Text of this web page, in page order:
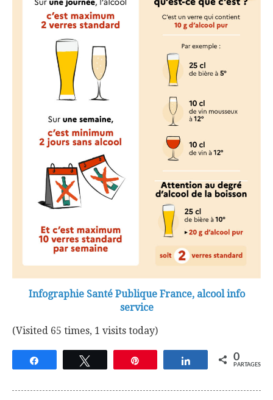
Infographie Santé Publique France, alcool info
service
(Visited 65 times, 1 visits today)
Partagez 0
PARTAGES